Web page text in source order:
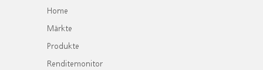
Home
Märkte
Produkte
Renditemonitor